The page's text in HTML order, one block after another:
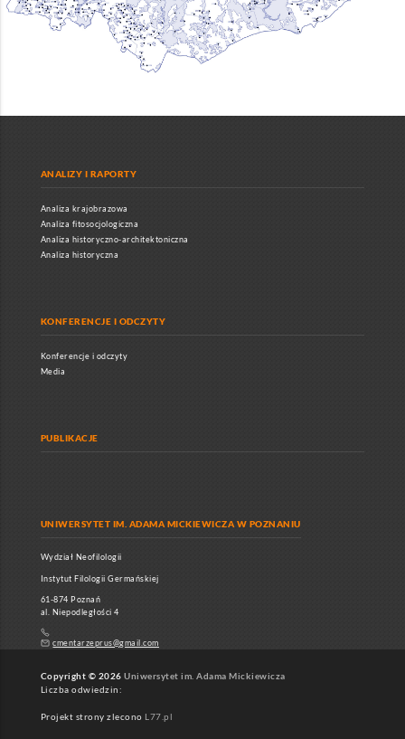
ANALIZY I RAPORTY
Analiza krajobrazowa
Analiza fitosocjologiczna
Analiza historyczno-architektoniczna
Analiza historyczna
KONFERENCJE I ODCZYTY
Konferencje i odczyty
Media
PUBLIKACJE
UNIWERSYTET IM. ADAMA MICKIEWICZA W POZNANIU
Wydział Neofilologii
Instytut Filologii Germańskiej
61-874 Poznań
al. Niepodległości 4
cmentarzeprus@gmail.com
Copyright © 2026Uniwersytet im. Adama Mickiewicza
Liczba odwiedzin:
Projekt strony zlecono L77.pl